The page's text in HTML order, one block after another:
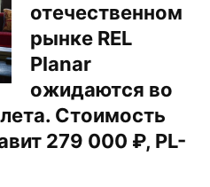
отечественном
рынке REL
Planar
ожидаются во
Стоимость
279 000 ₽, PL-